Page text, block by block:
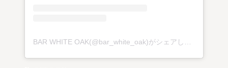
BAR WHITE OAK(@bar_white_oak)がシェアした投稿